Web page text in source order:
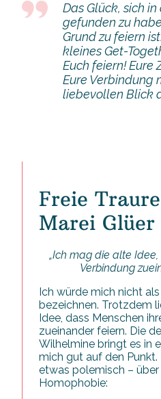
Das Glück, sich
gefunden zu
Grund zu feiern
kleines Get-
Euch feiern! Eure
Eure Verbindung
liebevollen Blick
Freie
Marei Glüer
„Ich mag die alte
Verbindung
Ich würde mich nicht
bezeichnen. Trotzdem
Idee, dass Menschen
zueinander feiern. Die
Wilhelmine bringt es in
mich gut auf den Punkt.
etwas polemisch –
Homophobie: